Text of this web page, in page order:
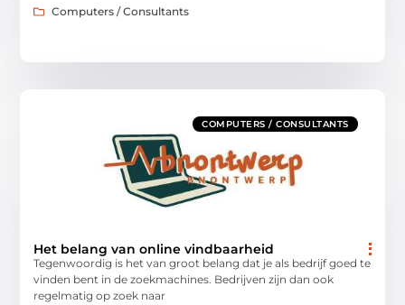
Computers / Consultants
COMPUTERS / CONSULTANTS
Het belang van online vindbaarheid
Tegenwoordig is het van groot belang dat je als bedrijf goed te
vinden bent in de zoekmachines. Bedrijven zijn dan ook
regelmatig op zoek naar